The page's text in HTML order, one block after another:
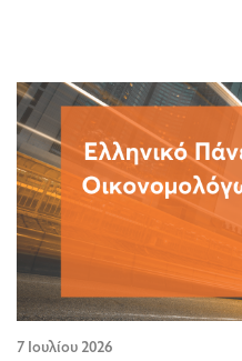
7 Ιουλίου 2026